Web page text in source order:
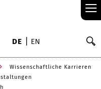
≡
DE EN
Wissenschaftliche Karrieren